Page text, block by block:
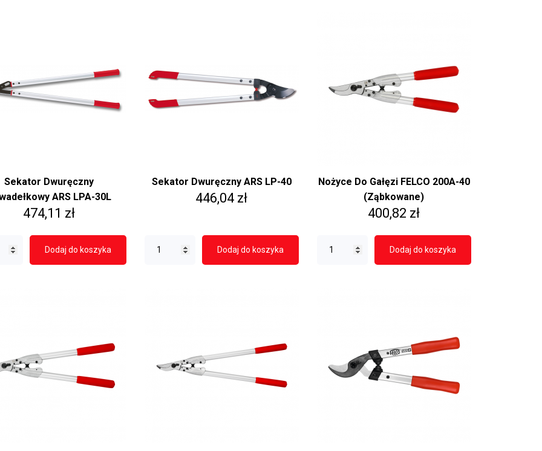
Sekator Dwuręczny
ARS LPA-30L
Cena
474,11 zł
Dodaj do koszyka
Sekator Dwuręczny ARS LP-40
Cena
446,04 zł
Dodaj do koszyka
Nożyce Do Gałęzi FELCO 200A-40
(ząbkowane)
Cena
400,82 zł
Dodaj do koszyka